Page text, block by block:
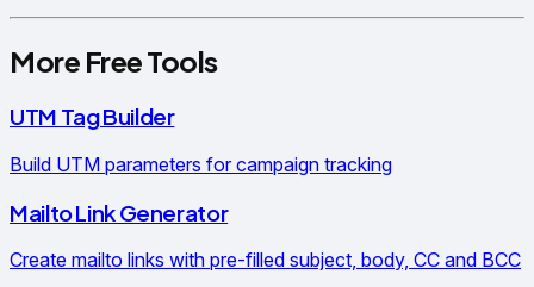
More Free Tools
UTM Tag Builder
Build UTM parameters for campaign tracking
Mailto Link Generator
Create mailto links with pre-filled subject, body, CC and BCC